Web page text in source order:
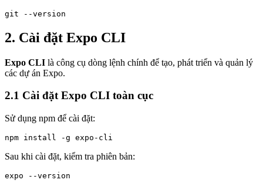
git --version
2. Cài đặt Expo CLI
Expo CLI là công cụ dòng lệnh chính để tạo, phát triển và quản lý
các dự án Expo.
2.1 Cài đặt Expo CLI toàn cục
Sử dụng npm để cài đặt:
npm install -g expo-cli
Sau khi cài đặt, kiểm tra phiên bản:
expo --version